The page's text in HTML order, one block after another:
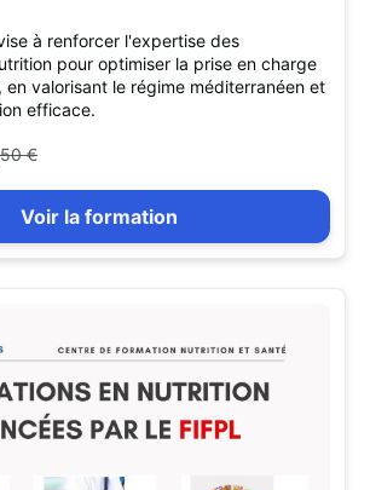
à renforcer l'expertise des
pour optimiser la prise en charge
en valorisant le régime méditerranéen et
efficace.
€
Voir la formation